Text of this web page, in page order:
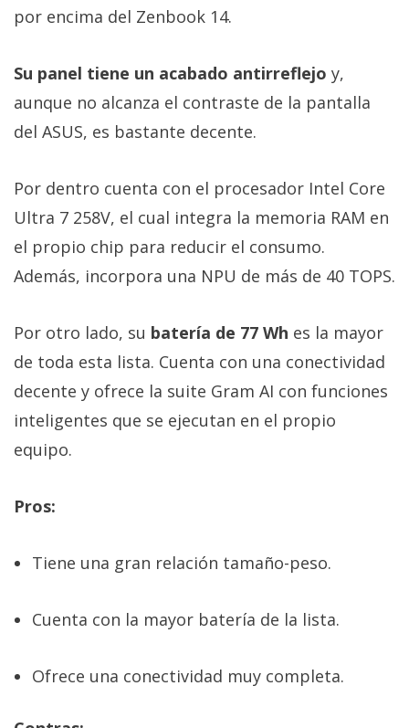
por encima del Zenbook 14.
Su panel tiene un acabado antirreflejo y,
aunque no alcanza el contraste de la pantalla
del ASUS, es bastante decente.
Por dentro cuenta con el procesador Intel Core
Ultra 7 258V, el cual integra la memoria RAM en
el propio chip para reducir el consumo.
Además, incorpora una NPU de más de 40 TOPS.
Por otro lado, su batería de 77 Wh es la mayor
de toda esta lista. Cuenta con una conectividad
decente y ofrece la suite Gram AI con funciones
inteligentes que se ejecutan en el propio
equipo.
Pros:
Tiene una gran relación tamaño-peso.
Cuenta con la mayor batería de la lista.
Ofrece una conectividad muy completa.